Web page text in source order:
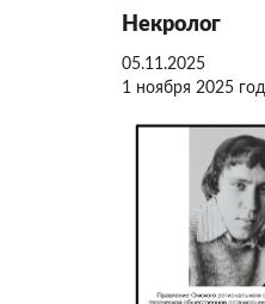
Некролог
05.11.2025
1 ноября 2025